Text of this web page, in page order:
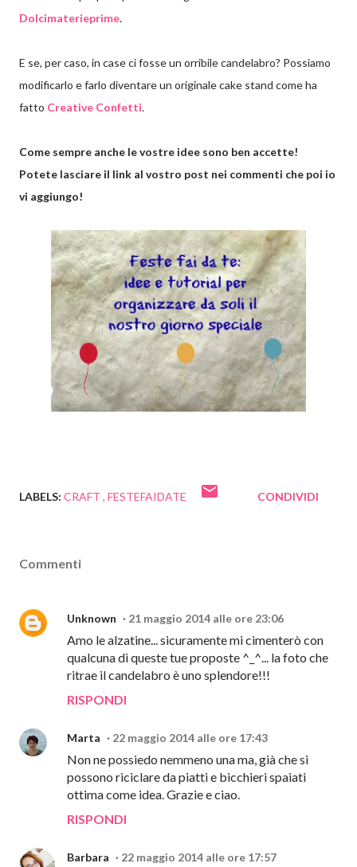
Dolcimaterieprime.
E se, per caso, in case ci fosse un orribile candelabro? Possiamo
modificarlo e farlo diventare un originale cake stand come ha
fatto Creative Confetti.
Come sempre anche le vostre idee sono ben accette!
Potete lasciare il link al vostro post nei commenti che poi io
vi aggiungo!
LABELS: CRAFT FESTEFAIDATE CONDIVIDI
Commenti
Unknown 21 maggio 2014 alle ore 23:06
Amo le alzatine... sicuramente mi cimenterò con
qualcuna di queste tue proposte ^_^... la foto che
ritrae il candelabro è uno splendore!!!
RISPONDI
Marta 22 maggio 2014 alle ore 17:43
Non ne possiedo nemmeno una ma, già che si
possono riciclare da piatti e bicchieri spaiati
ottima come idea. Grazie e ciao.
RISPONDI
Barbara 22 maggio 2014 alle ore 17:57